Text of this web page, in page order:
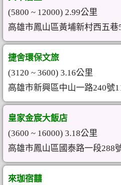
(5800 ~ 12000) 2.99公里
高雄市鳳山區黃埔新村西五巷
捷舍環保文旅
(3120 ~ 3600) 3.16公里
高雄市新興區中山一路240號
皇家金宸大飯店
(3600 ~ 16000) 3.18公里
高雄市鳳山區國泰路一段288
來珈宿囍